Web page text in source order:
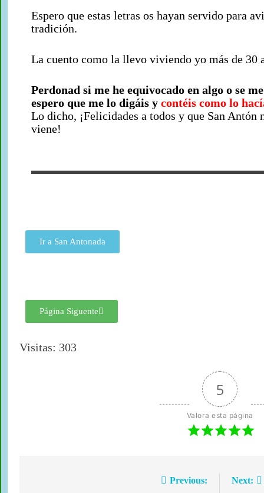
Espero que estas letras os hayan servido para
tradición.
La cuento como la llevo viviendo yo más de 30
Perdonad si me he equivocado en algo o se
espero que me lo digáis y contéis como lo
Lo dicho, ¡Felicidades a todos y que San Antón
viene!
Ir a San Antonada
Página Siguente
Visitas: 303
5
Valora esta página
Previous: Next: